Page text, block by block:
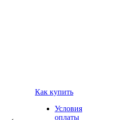
Как купить
Условия
оплаты